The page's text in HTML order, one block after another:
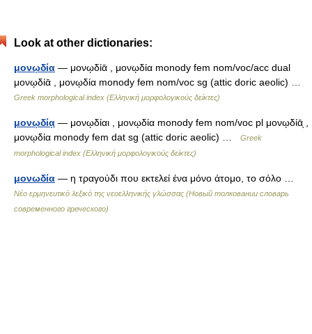
Look at other dictionaries:
μονῳδία — μονῳδίᾱ , μονῳδία monody fem nom/voc/acc dual
μονῳδίᾱ , μονῳδία monody fem nom/voc sg (attic doric aeolic) …
Greek morphological index (Ελληνική μορφολογικούς δείκτες)
μονῳδίᾳ — μονῳδίαι , μονῳδία monody fem nom/voc pl μονῳδίᾱͅ ,
μονῳδία monody fem dat sg (attic doric aeolic) …
Greek
morphological index (Ελληνική μορφολογικούς δείκτες)
μονωδία — η τραγούδι που εκτελεί ένα μόνο άτομο, το σόλο …
Νέο ερμηνευτικό λεξικό της νεοελληνικής γλώσσας (Новый толковании словарь
современного греческого)